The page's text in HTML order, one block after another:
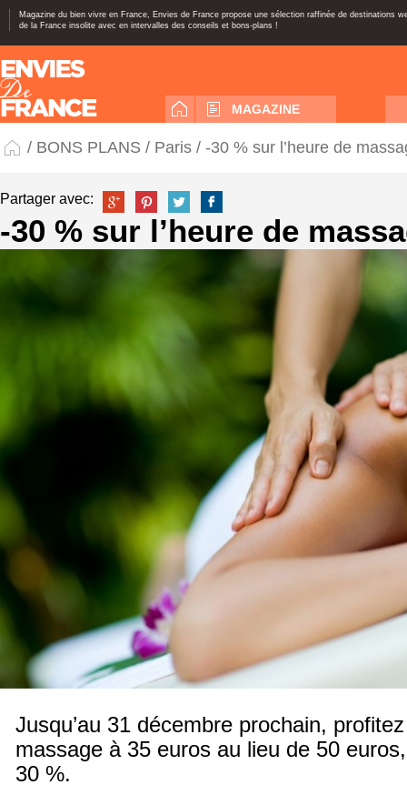
Magazine du bien vivre en France, Envies de France propose une sélection raffinée de destinations
de la France insolite avec en intervalles des conseils et bons-plans !
MAGAZINE
/ BONS PLANS / Paris / -30 % sur l’heure de
Partager avec:
-30 % sur l’heure de
Jusqu’au 31 décembre prochain,
massage à 35 euros au lieu de 50
30 %.